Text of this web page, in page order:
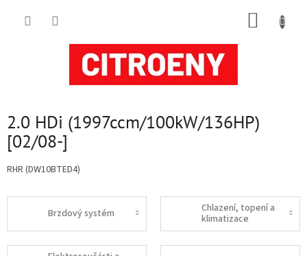
2.0 HDi (1997ccm/100kW/136HP)
[02/08-]
RHR (DW10BTED4)
Brzdový systém
Chlazení, topení a
klimatizace